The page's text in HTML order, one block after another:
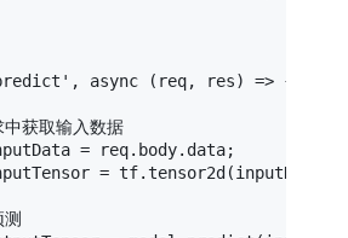
, async (req, res) => {
获取输入数据
= req. body. data;
= tf.tensor2d (inputData,